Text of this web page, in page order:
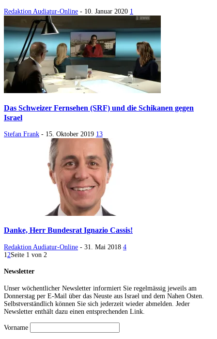
Redaktion Audiatur-Online - 10. Januar 2020 1
Das Schweizer Fernsehen (SRF) und die Schikanen gegen
Israel
Stefan Frank - 15. Oktober 2019 13
Danke, Herr Bundesrat Ignazio Cassis!
Redaktion Audiatur-Online - 31. Mai 2018 4
1 2Seite 1 von 2
Newsletter
Unser wöchentlicher Newsletter informiert Sie regelmässig jeweils am
Donnerstag per E-Mail über das Neuste aus Israel und dem Nahen Osten.
Selbstverständlich können Sie sich jederzeit wieder abmelden. Jeder
Newsletter enthält dazu einen entsprechenden Link.
Vorname